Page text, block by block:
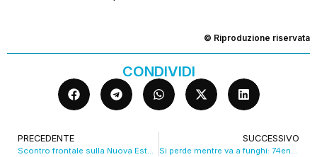
© Riproduzione riservata
CONDIVIDI
PRECEDENTE
Scontro frontale sulla Nuova Estense: a perdere la vita un 79enne. VIDEO
SUCCESSIVO
Si perde mentre va a funghi: 74enne salvato dai Carabinieri